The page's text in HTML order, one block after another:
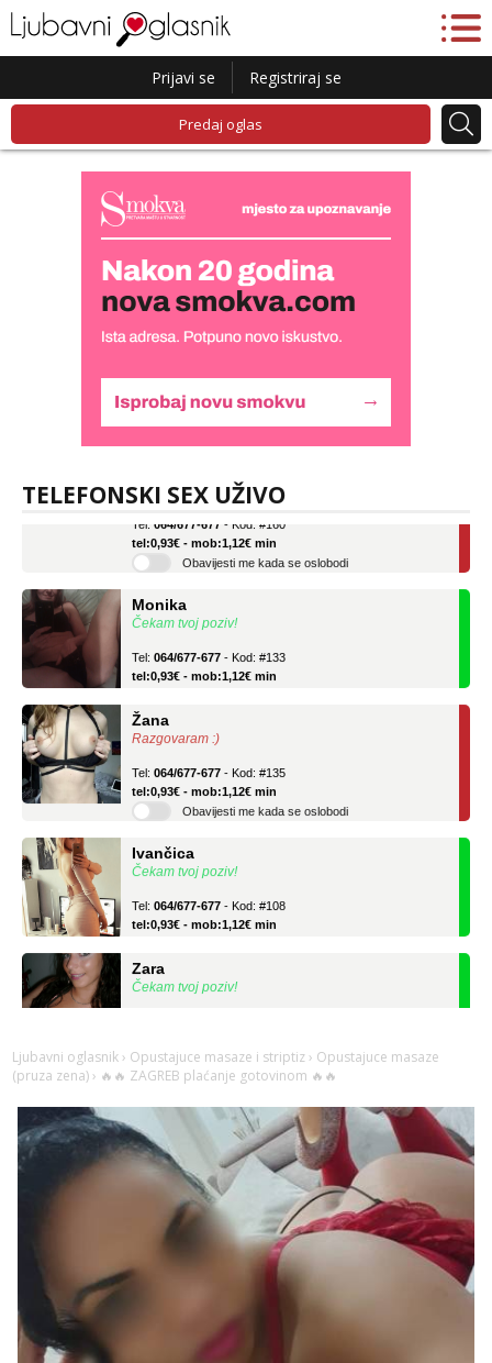
Prijavi se Registriraj se
Predaj oglas
TELEFONSKI SEX UŽIVO
Tel:064/677-677- Kod: #160
tel:0,93€ - mob:1,12€ min
Obavijesti me kada se oslobodi
Čekam tvoj poziv!
tel:0,93€ - mob:1,12€ min
Razgovaram :)
tel:0,93€ - mob:1,12€ min
Obavijesti me kada se oslobodi
Čekam tvoj poziv!
tel:0,93€ - mob:1,12€ min
Čekam tvoj poziv!
Anđela
Čekam tvoj poziv!
- Kod: #142
tel:0,93€ - mob:1,12€ min
Kristina
Razgovaram :)
Učiteljica iz predgrađa traži...
Tel:
- Kod: #160
Ljubavni oglasnik › Opustajuce masaze i striptiz › Opustajuce masaze
(pruza zena) › 🔥🔥 ZAGREB plaćanje gotovinom 🔥🔥